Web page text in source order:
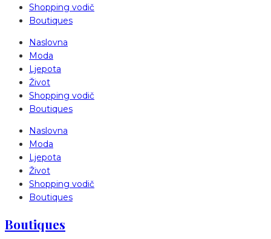
Shopping vodič
Boutiques
Naslovna
Moda
Ljepota
Život
Shopping vodič
Boutiques
Naslovna
Moda
Ljepota
Život
Shopping vodič
Boutiques
Boutiques